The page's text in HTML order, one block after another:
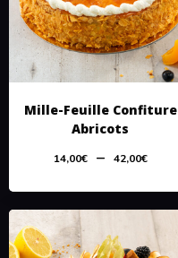
Mille-Feuille Confiture
Abricots
14,00€ – 42,00€